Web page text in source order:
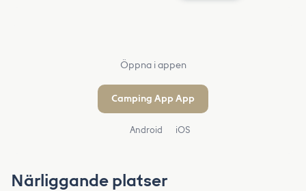
Öppna i appen
Camping App App
Android iOS
Närliggande platser